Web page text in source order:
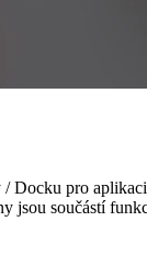
/ Docku pro aplikaci
jsou součástí